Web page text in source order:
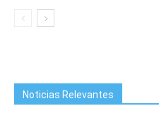
Noticias Relevantes